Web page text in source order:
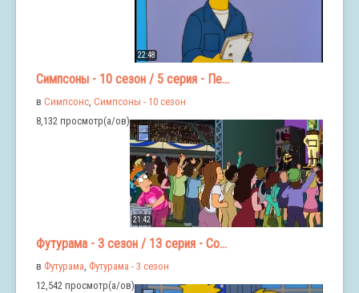
22:48
Симпсоны - 10 сезон / 5 серия - Пе...
в Симпсонс Симпсоны - 10 сезон
8,132 просмотр(а/ов)
21:42
Футурама - 3 сезон / 13 серия - Со...
в Футурама, Футурама - 3 сезон
12,542 просмотр(а/ов)